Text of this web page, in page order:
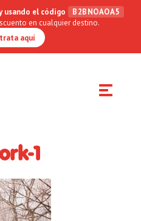
usando el código
B2BNOAOA5
en cualquier destino.
aquí
Toggle
navigation
1